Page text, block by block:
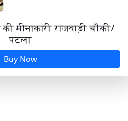
मीनाकारी राजवाड़ी चौकी/
पटला
Buy Now